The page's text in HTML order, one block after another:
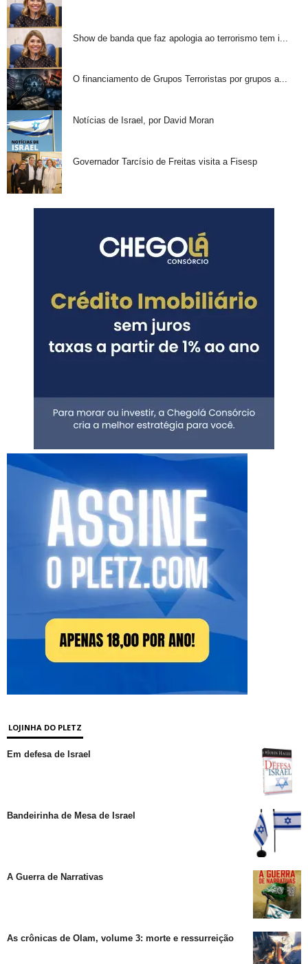
Show de banda que faz apologia ao terrorismo tem i...
O financiamento de Grupos Terroristas por grupos a...
Notícias de Israel, por David Moran
Governador Tarcísio de Freitas visita a Fisesp
LOJINHA DO PLETZ
Em defesa de Israel
Bandeirinha de Mesa de Israel
A Guerra de Narrativas
As crônicas de Olam, volume 3: morte e ressurreição